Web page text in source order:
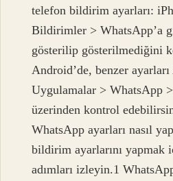
telefon bildirim ayarları:
Bildirimler > WhatsApp’a
gösterilip gösterilmediğini
Android’de, benzer
Uygulamalar > WhatsApp
üzerinden kontrol
WhatsApp ayarları nasıl
bildirim ayarlarını yapmak
adımları izleyin.1